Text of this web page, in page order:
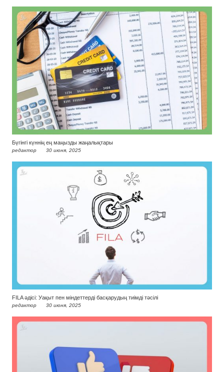
Бүгінгі күннің ең маңызды жаңалықтары
редактор 30 июня, 2025
FILA әдісі: Уақыт пен міндеттерді басқарудың тиімді тәсілі
редактор 30 июня, 2025